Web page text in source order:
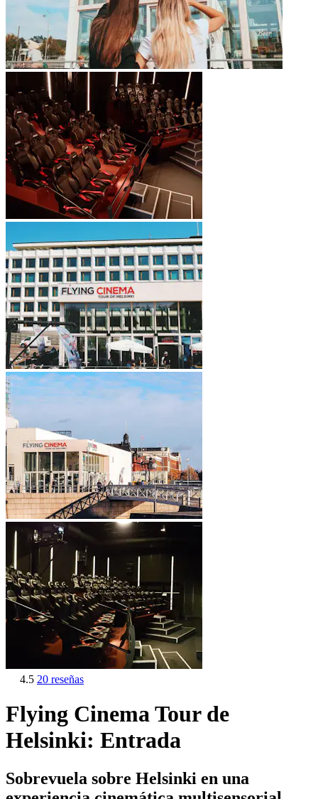
4.5 20 reseñas
Flying Cinema Tour de
Helsinki: Entrada
Sobrevuela sobre Helsinki en una